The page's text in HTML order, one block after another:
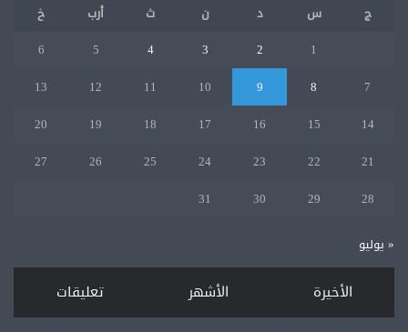
ج
س د ن ث أرب
خ
1
2
3
4
5
6
7
8
9
10
11
12
13
14
15
16
17
18
19
20
21
22
23
24
25
26
27
28
29
30
31
« يوليو
الأخيرة الأشهر تعليقات